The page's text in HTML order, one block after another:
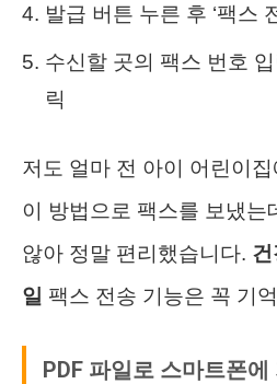
발급 버튼 누른 후 ‘팩스
수신할 곳의 팩스 번호 입
릭
저도 얼마 전 아이 어린이
이 방법으로 팩스를 보냈는
않아 정말 편리했습니다.
일 팩스 전송 기능은 꼭 기
PDF 파일로 스마트폰